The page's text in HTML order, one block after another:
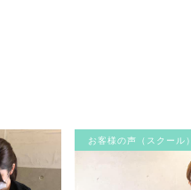
お客様の声（スクール）